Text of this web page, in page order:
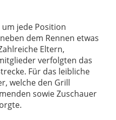
jede Position
dem Rennen etwas
Eltern,
verfolgten das
Für das leibliche
welche den Grill
sowie Zuschauer